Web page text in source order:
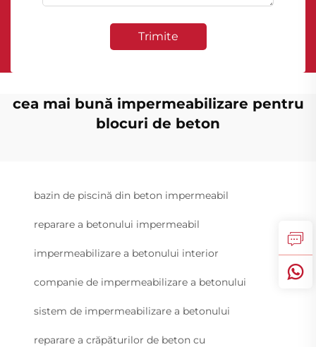
Trimite
cea mai bună impermeabilizare pentru
blocuri de beton
bazin de piscină din beton impermeabil
reparare a betonului impermeabil
impermeabilizare a betonului interior
companie de impermeabilizare a betonului
sistem de impermeabilizare a betonului
reparare a crăpăturilor de beton cu